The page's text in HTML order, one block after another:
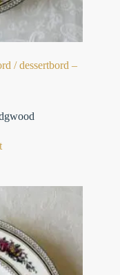
/ dessertbord –